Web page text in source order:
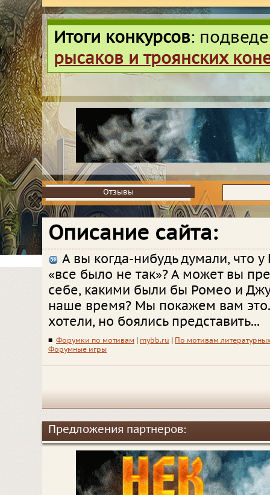
Итоги конкурсов:
рысаков и троянских
Отзывы
Отзывы
Описание сайта:
А вы когда-нибудь думали, что
«все было не так»? А может вы
себе, какими были бы Ромео и
наше время? Мы покажем вам
хотели, но боялись представить...
■ Форумки по мотивам mybb.ru
По мотивам
Форумные игры
Предложения партнеров: